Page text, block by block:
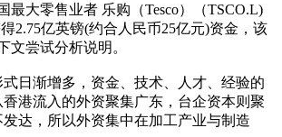
大零售业者 乐购（Tesco）（TSCO.L)
2.75亿英镑(约合人民币25亿元)资金，该
文尝试分析说明。
日渐增多，资金、技术、人才、经验的
港流入的外资聚集广东，台企资本则聚
达，所以外资集中在加工产业与制造